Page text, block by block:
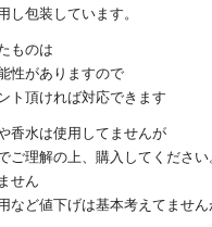
し包装しています。
ものは
性がありますので
ト頂ければ対応できます
香水は使用してませんが
ご理解の上、購入してください。
せん
など値下げは基本考えてません